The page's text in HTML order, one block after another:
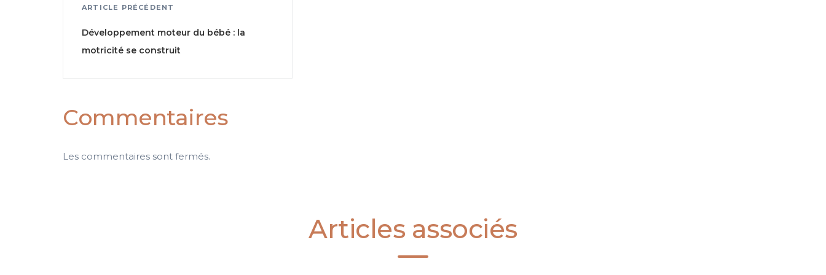
ARTICLE PRÉCÉDENT
Développement moteur du bébé : la
motricité se construit
Commentaires
Les commentaires sont fermés.
Articles associés